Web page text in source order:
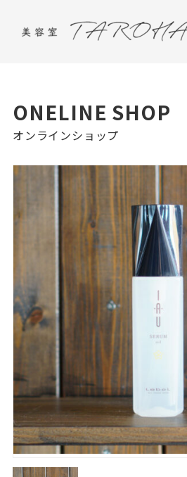
ONELINE SHOP
オンラインショップ